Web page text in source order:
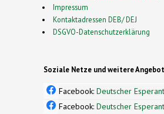
Impressum
Kontaktadressen DEB/ DEJ
DSGVO-Datenschutzerklärung
Soziale Netze und weitere
Facebook: Deutscher
Facebook: Deutscher